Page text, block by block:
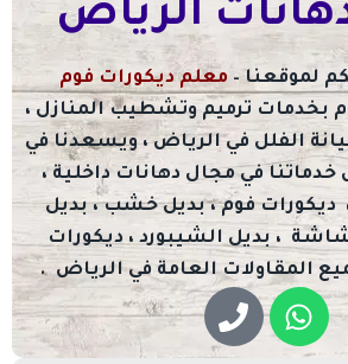
الرياض
لموقعنا – معلم ديكورات فوم
بخدمات ترميم وتشطيب المنازل ،
الفلل في الرياض ، ويسعدنا في
في مجال دهانات داخلية ،
ديكورات فوم ، بديل خشب ، بديل
، بديل الشيبورد ، ديكورات
المقاولات العامة في الرياض .